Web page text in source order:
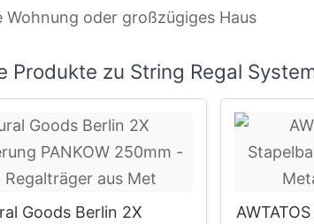
Wohnung oder großzügiges Haus
Produkte zu String Regal
Goods Berlin 2X